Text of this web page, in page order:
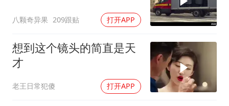
武契奇会见泽连斯基有何意图
构建更高水平的全民健身公共服务体系
八颗奇异果 209跟贴 打开APP
想到这个镜头的简直是天
才
老王日常犯傻 打开APP